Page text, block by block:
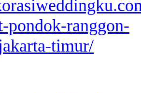
pondok-ranggon-
timur/